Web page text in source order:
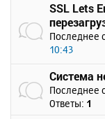
SSL Lets
Последнее
10:43
Система
Последнее
Ответы: 1